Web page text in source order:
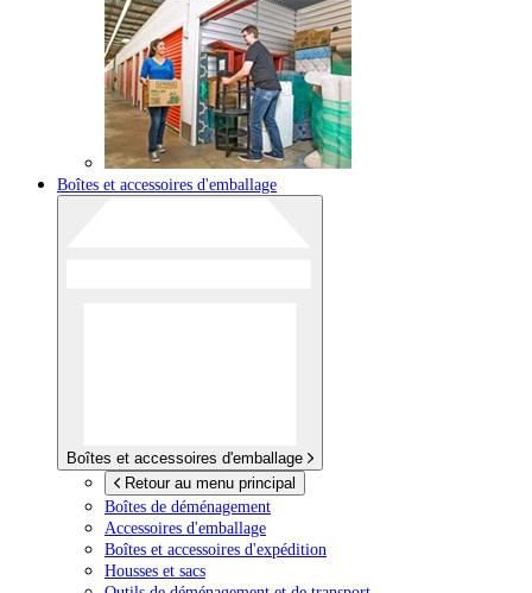
Boîtes et accessoires d'emballage
Boîtes et accessoires d'emballage
Retour au menu principal
Boîtes de déménagement
Accessoires d'emballage
Boîtes et accessoires d'expédition
Housses et sacs